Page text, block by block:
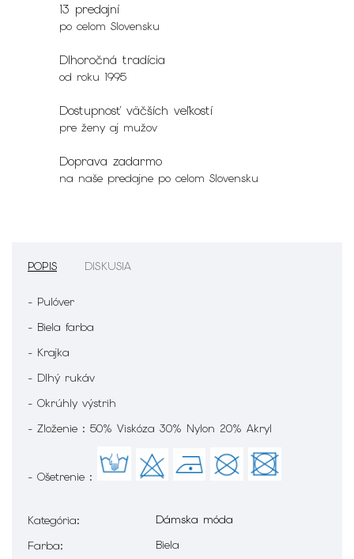
13 predajní
po celom Slovensku
Dlhoročná tradícia
od roku 1995
Dostupnosť väčších veľkostí
pre ženy aj mužov
Doprava zadarmo
na naše predajne po celom Slovensku
POPIS DISKUSIA
- Pulóver
- Biela farba
- Krajka
- Dlhý rukáv
- Okrúhly výstrih
- Zloženie : 50% Viskóza 30% Nylon 20% Akryl
- Ošetrenie :
Kategória:
Dámska móda
Farba: Biela